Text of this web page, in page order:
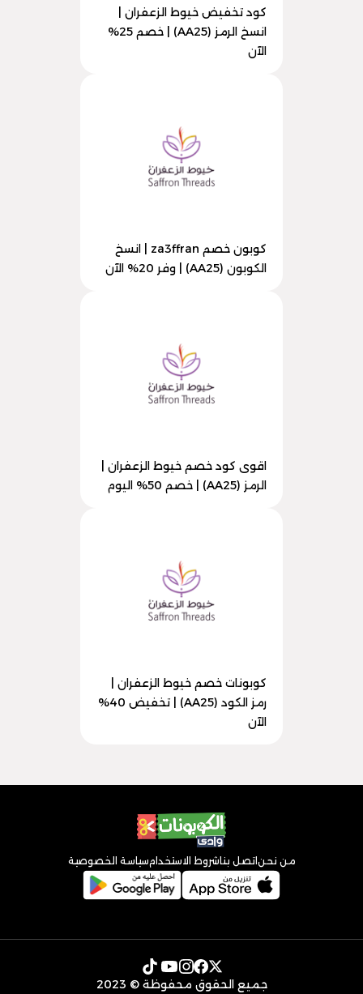
كود تخفيض خيوط الزعفران |
انسخ الرمز (AA25) | خصم 25%
الآن
كوبون خصم za3ffran | انسخ
الكوبون (AA25) | وفر 20% الآن
اقوى كود خصم خيوط الزعفران |
الرمز (AA25) | خصم 50% اليوم
كوبونات خصم خيوط الزعفران |
رمز الكود (AA25) | تخفيض 40%
الآن
من نحن اتصل بنا شروط الاستخدامسياسة الخصوصية
جميع الحقوق محفوظة © 2023